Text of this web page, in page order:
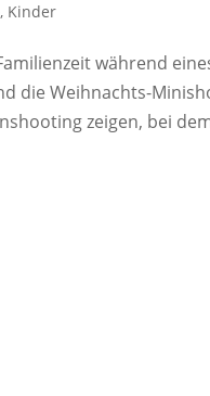
, Kinder
während
die Weihnachts-
zeigen, bei